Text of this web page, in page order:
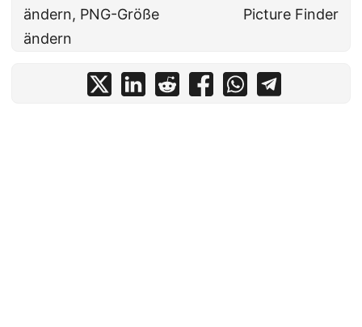
ändern, PNG-Größe
ändern
Picture Finder